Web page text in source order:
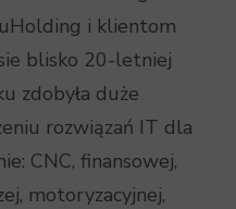
i klientom
blisko 20-letniej
zdobyła duże
rozwiązań IT dla
CNC, finansowej,
motoryzacyjnej,